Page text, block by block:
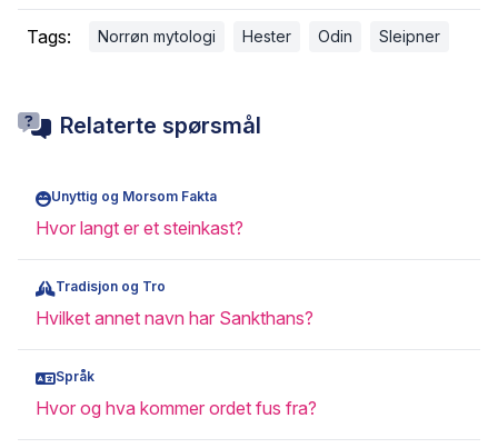
Tags: Norrøn mytologi Hester Odin Sleipner
Relaterte spørsmål
Unyttig og Morsom Fakta
Hvor langt er et steinkast?
Tradisjon og Tro
Hvilket annet navn har Sankthans?
Språk
Hvor og hva kommer ordet fus fra?